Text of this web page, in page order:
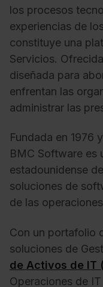
los procesos
experiencias de
constituye una
Servicios.
diseñada para
enfrentan las
administrar las
Fundada en 1976
BMC Software es
estadounidense
soluciones de
de las
Con un portafolio
soluciones de
de Activos de IT
Operaciones de